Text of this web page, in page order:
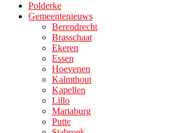
Polderke
Gemeentenieuws
Berendrecht
Brasschaat
Ekeren
Essen
Hoevenen
Kalmthout
Kapellen
Lillo
Mariaburg
Putte